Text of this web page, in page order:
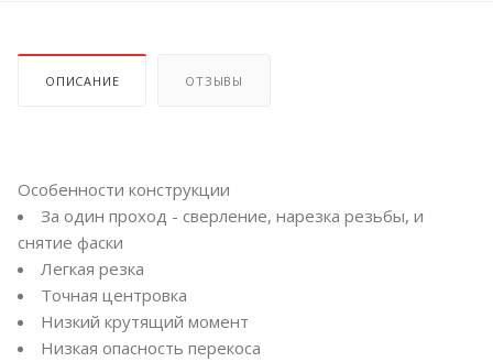
ОПИСАНИЕ ОТЗЫВЫ
Особенности конструкции
За один проход - сверление, нарезка резьбы, и
снятие фаски
Легкая резка
Точная центровка
Низкий крутящий момент
Низкая опасность перекоса